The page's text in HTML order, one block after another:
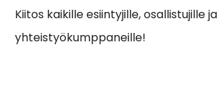
Kiitos kaikille esiintyjille, osallistujille ja
yhteistyökumppaneille!